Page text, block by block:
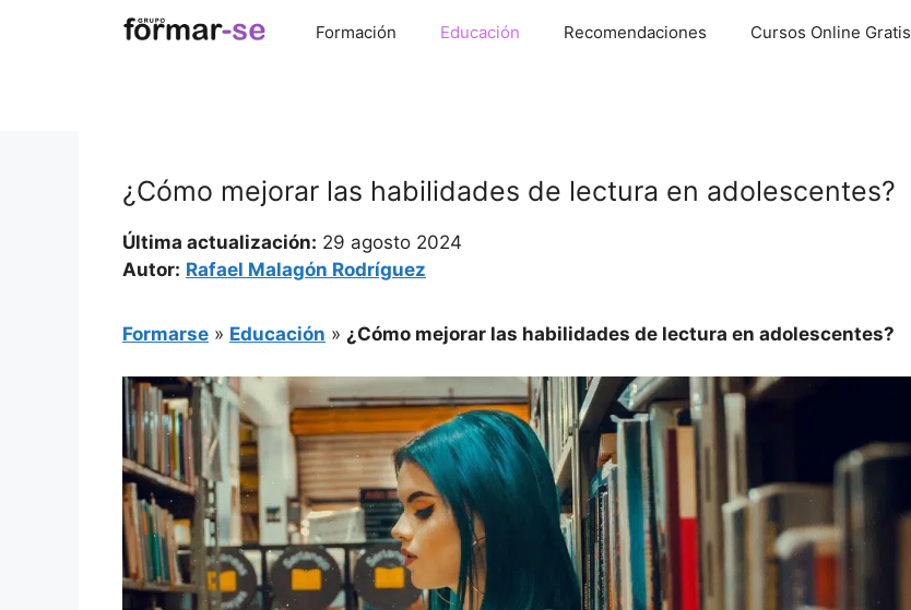
Formación Educación Recomendaciones Cursos Online Gratis
¿Cómo mejorar las habilidades de lectura en adolescentes?
Última actualización: 29 agosto 2024
Autor: Rafael Malagón Rodríguez
Formarse » Educación » ¿Cómo mejorar las habilidades de lectura en adolescentes?